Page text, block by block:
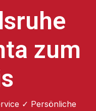
zum
✓ Persönliche